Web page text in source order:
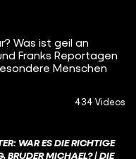
Was ist geil an
Franks Reportagen
Menschen
434 Videos
WAR ES DIE RICHTIGE
BRUDER MICHAEL? | DIE